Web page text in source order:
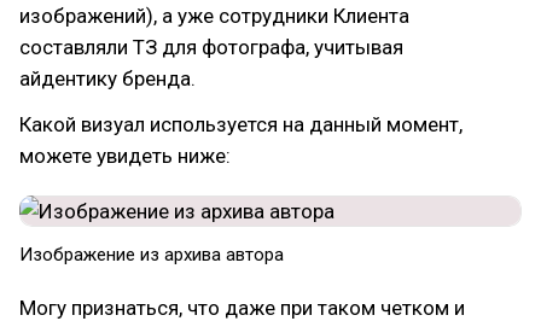
изображений), а уже сотрудники Клиента
составляли ТЗ для фотографа, учитывая
айдентику бренда.
Какой визуал используется на данный момент,
можете увидеть ниже:
Изображение из архива автора
Могу признаться, что даже при таком четком и